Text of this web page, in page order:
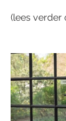
(lees verder